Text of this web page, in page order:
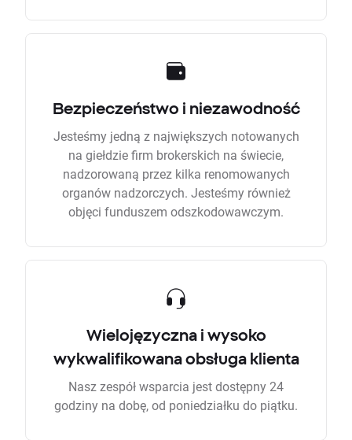
Bezpieczeństwo i niezawodność
Jesteśmy jedną z największych notowanych
na giełdzie firm brokerskich na świecie,
nadzorowaną przez kilka renomowanych
organów nadzorczych. Jesteśmy również
objęci funduszem odszkodowawczym.
Wielojęzyczna i wysoko
wykwalifikowana obsługa klienta
Nasz zespół wsparcia jest dostępny 24
godziny na dobę, od poniedziałku do piątku.